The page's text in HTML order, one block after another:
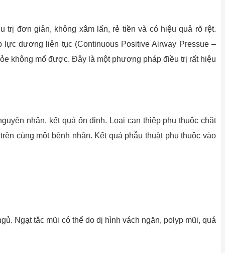
đơn giản, không xâm lấn, rẻ tiền và có hiệu quả rõ rệt.
dương liên tục (Continuous Positive Airway Pressue –
không mổ được. Đây là một phương pháp điều trị rất hiệu
nhân, kết quả ổn định. Loại can thiệp phụ thuộc chặt
cùng một bệnh nhân. Kết quả phẫu thuật phụ thuộc vào
Ngạt tắc mũi có thể do dị hình vách ngăn, polyp mũi, quá